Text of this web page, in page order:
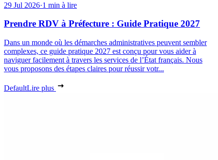
29 Jul 2026·1 min à lire
Prendre RDV à Préfecture : Guide Pratique 2027
Dans un monde où les démarches administratives peuvent sembler
complexes, ce guide pratique 2027 est conçu pour vous aider à
naviguer facilement à travers les services de l’État français. Nous
vous proposons des étapes claires pour réussir votr...
DefaultLire plus